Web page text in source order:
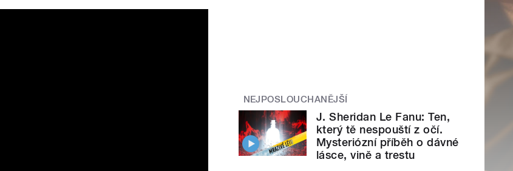
NEJPOSLOUCHANĚJŠÍ
J. Sheridan Le Fanu: Ten,
který tě nespouští z očí.
Mysteriózní příběh o dávné
lásce, vině a trestu